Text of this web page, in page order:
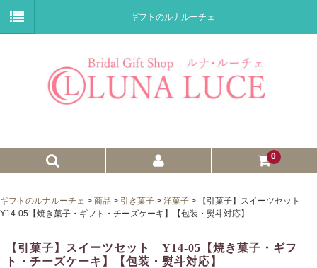
ギフトのルナルーチェ
0
プチギフト
ウェイトドール
ギフトのルナルーチェ > 商品 > 引き菓子 > 洋菓子 >
【引菓子】スイーツセット
Y14-05【焼き菓子・ギフト・チーズケーキ】【包装・熨斗対応】
【引菓子】スイーツセット Y14-05【焼き菓子・ギフ
ト・チーズケーキ】【包装・熨斗対応】